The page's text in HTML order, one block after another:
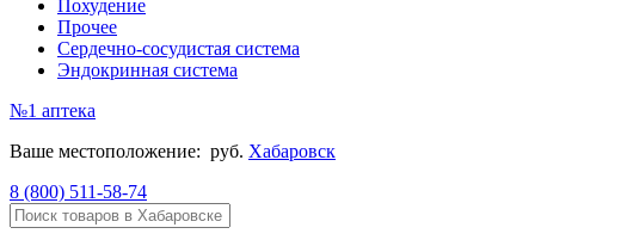
Похудение
Прочее
Сердечно-сосудистая система
Эндокринная система
№1 аптека
Ваше местоположение: руб. Хабаровск
8 (800) 511-58-74